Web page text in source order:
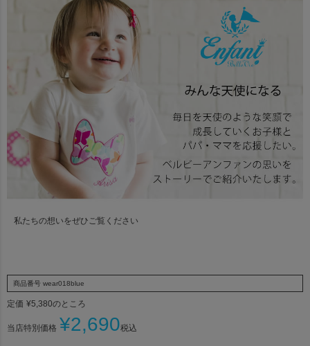
私たちの想いをぜひご覧ください
商品番号 wear018blue
定価 ¥5,380のところ
当店特別価格 ¥2,690税込